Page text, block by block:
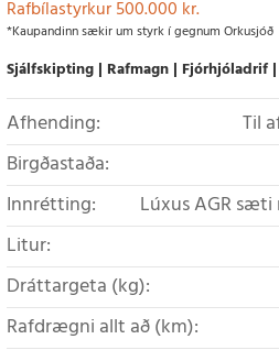
Rafbílastyrkur 500.000 kr.
*Kaupandinn sækir um styrk í gegnum Orkusjóð
Sjálfskipting Rafmagn Fjórhjóladrif
Afhending:
Til
Birgðastaða:
Innrétting:
Lúxus AGR
Litur:
Dráttargeta (kg):
Rafdrægni allt að (km):